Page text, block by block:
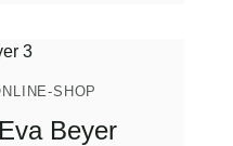
SHOP
Beyer